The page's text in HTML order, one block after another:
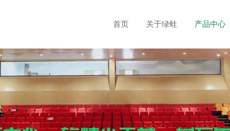
首页 关于绿蛙 产品中心